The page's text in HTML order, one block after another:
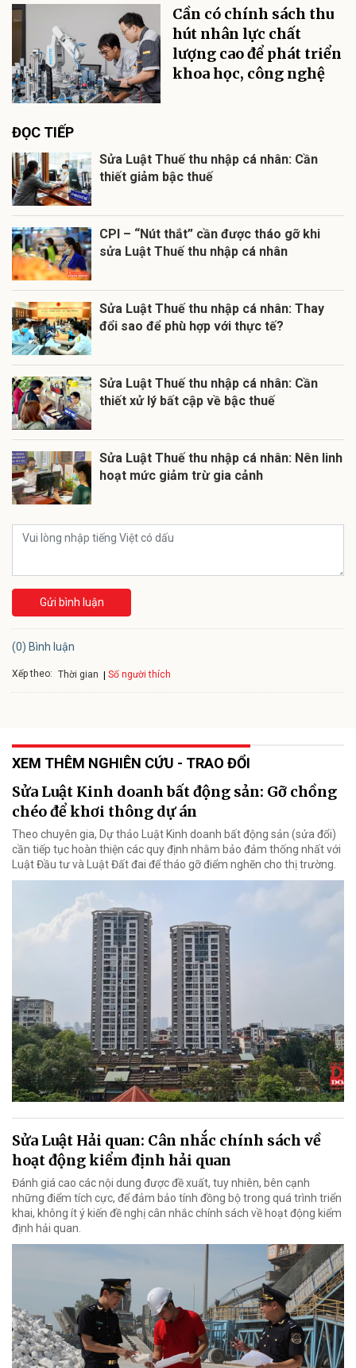
Cần có chính sách thu
hút nhân lực chất
lượng cao để phát triển
khoa học, công nghệ
ĐỌC TIẾP
Sửa Luật Thuế thu nhập cá nhân: Cần
thiết giảm bậc thuế
CPI – “Nút thắt” cần được tháo gỡ khi
sửa Luật Thuế thu nhập cá nhân
Sửa Luật Thuế thu nhập cá nhân: Thay
đổi sao để phù hợp với thực tế?
Sửa Luật Thuế thu nhập cá nhân: Cần
thiết xử lý bất cập về bậc thuế
Sửa Luật Thuế thu nhập cá nhân: Nên linh
hoạt mức giảm trừ gia cảnh
Gửi bình luận
(0) Bình luận
Xếp theo: Thời gian Số người thích
XEM THÊM NGHIÊN CỨU - TRAO ĐỔI
Sửa Luật Kinh doanh bất động sản: Gỡ chồng
chéo để khơi thông dự án
Theo chuyên gia, Dự thảo Luật Kinh doanh bất động sản (sửa đổi)
cần tiếp tục hoàn thiện các quy định nhằm bảo đảm thống nhất với
Luật Đầu tư và Luật Đất đai để tháo gỡ điểm nghẽn cho thị trường.
Sửa Luật Hải quan: Cân nhắc chính sách về
hoạt động kiểm định hải quan
Đánh giá cao các nội dung được đề xuất, tuy nhiên, bên cạnh
những điểm tích cực, để đảm bảo tính đồng bộ trong quá trình triển
khai, không ít ý kiến đề nghị cân nhắc chính sách về hoạt động kiểm
định hải quan.